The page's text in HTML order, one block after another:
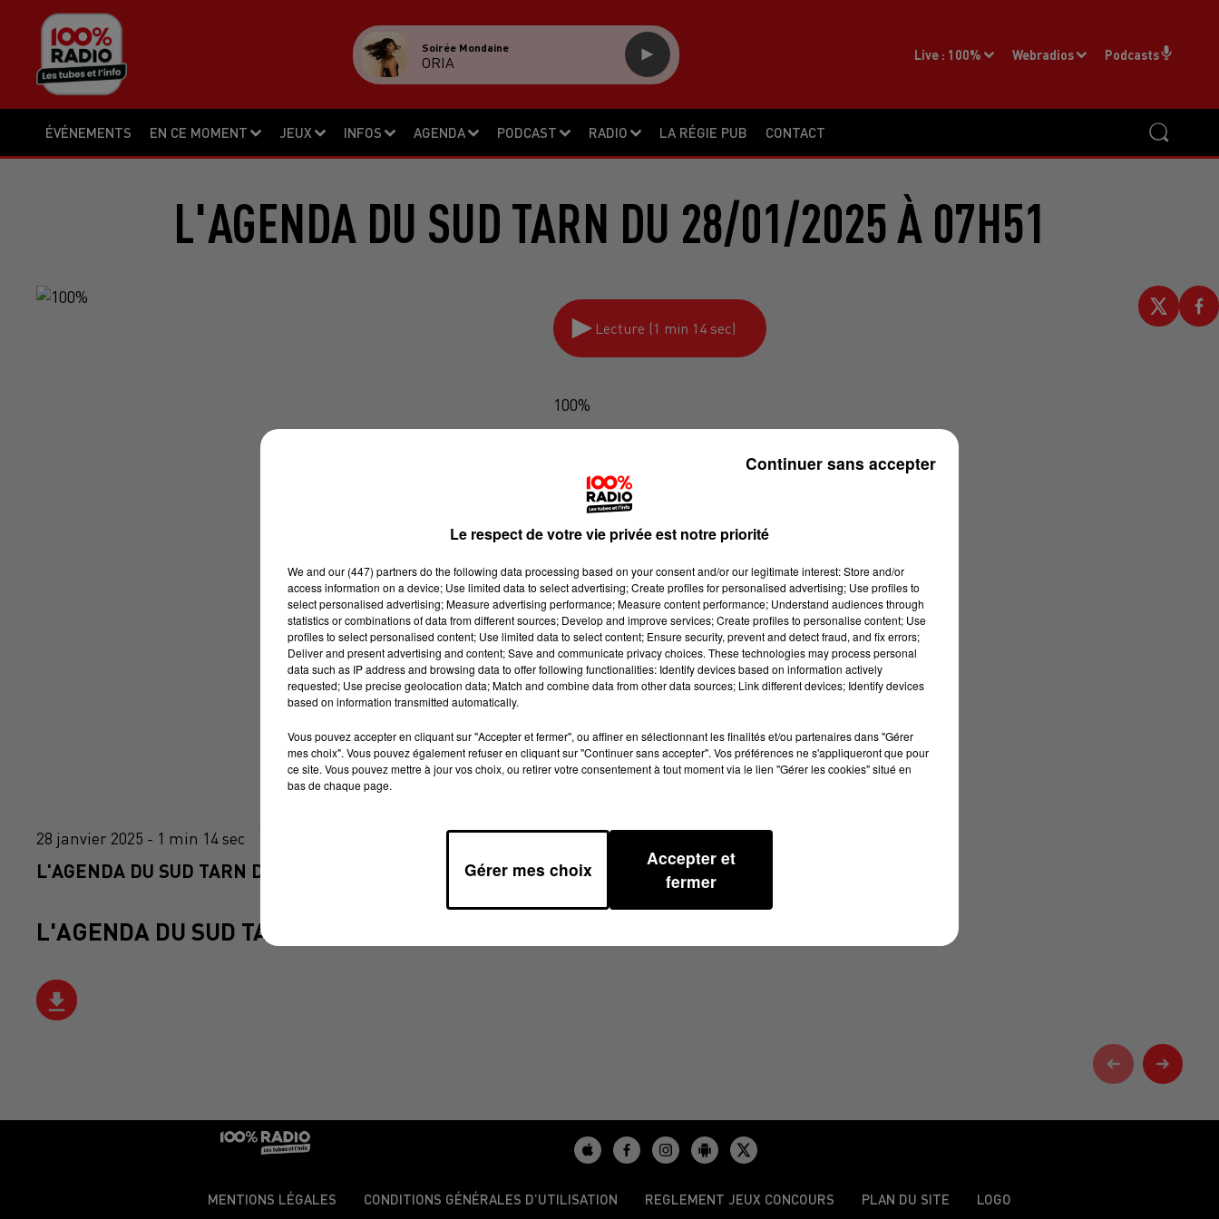
ÉVÉNEMENTS EN CE MOMENT JEUX INFOS AGENDA PODCAST RADIO LA RÉGIE PUB CONTACT
Live : 100% Webradios Podcasts
Soirée Mondaine
ORIA
L'AGENDA DU SUD TARN DU 28/01/2025 À 07H51
Lecture (1 min 14 sec)
100%
28 janvier 2025 - 1 min 14 sec
L'AGENDA DU SUD TARN DU 28/01/2025 À 07H51
L'AGENDA DU SUD TARN
MENTIONS LÉGALES CONDITIONS GÉNÉRALES D’UTILISATION REGLEMENT JEUX CONCOURS PLAN DU SITE LOGO
Le respect de votre vie privée est notre priorité
We and our (447) partnersdo the following data processing based on your consent and/or our legitimate interest: Store and/or
access information on a device; Use limited data to select advertising; Create profiles for personalised advertising; Use profiles to
select personalised advertising; Measure advertising performance; Measure content performance; Understand audiences through
statistics or combinations of data from different sources; Develop and improve services; Create profiles to personalise content; Use
profiles to select personalised content; Use limited data to select content; Ensure security, prevent and detect fraud, and fix errors;
Deliver and present advertising and content; Save and communicate privacy choices. These technologies may process personal
data such as IP address and browsing data to offer following functionalities: Identify devices based on information actively
requested; Use precise geolocation data; Match and combine data from other data sources; Link different devices; Identify devices
based on information transmitted automatically.
Vous pouvez accepter en cliquant sur "Accepter et fermer", ou affiner en sélectionnant les finalités et/ou partenaires dans "Gérer
mes choix". Vous pouvez également refuser en cliquant sur "Continuer sans accepter". Vos préférences ne s'appliqueront que pour
ce site. Vous pouvez mettre à jour vos choix, ou retirer votre consentement à tout moment via le lien "Gérer les cookies" situé en
bas de chaque page.
Gérer mes choix
Accepter et
fermer
Continuer sans accepter